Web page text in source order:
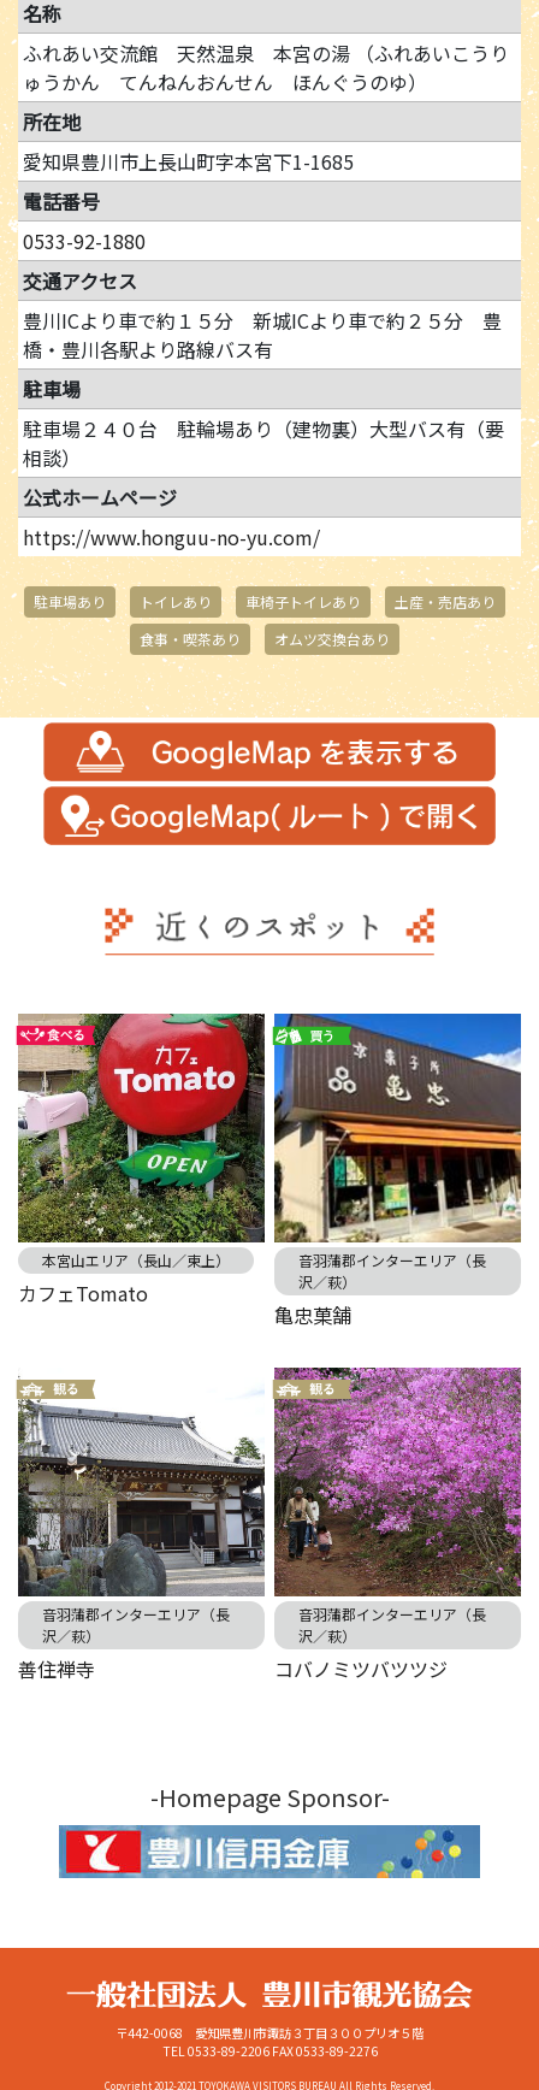
名称
ふれあい交流館 天然温泉 本宮の湯 （ふれあいこうり
ゅうかん てんねんおんせん ほんぐうのゆ）
所在地
愛知県豊川市上長山町字本宮下1-1685
電話番号
0533-92-1880
交通アクセス
豊川ICより車で約１５分 新城ICより車で約２５分 豊
橋・豊川各駅より路線バス有
駐車場
駐車場２４０台 駐輪場あり（建物裏）大型バス有（要
相談）
公式ホームページ
https://www.honguu-no-yu.com/
駐車場あり トイレあり 車椅子トイレあり
土産・売店あり
食事・喫茶あり
オムツ交換台あり
本宮山エリア（長山／東上）
カフェTomato
音羽蒲郡インターエリア（長
沢／萩）
亀忠菓舗
音羽蒲郡インターエリア（長
沢／萩）
善住禅寺
音羽蒲郡インターエリア（長
沢／萩）
コバノミツバツツジ
-Homepage Sponsor-
〒442-0068 愛知県豊川市諏訪３丁目３００プリオ５階
TEL 0533-89-2206FAX 0533-89-2276
Copyright 2012-2021 TOYOKAWA VISITORS BUREAU All Rights Reserved.